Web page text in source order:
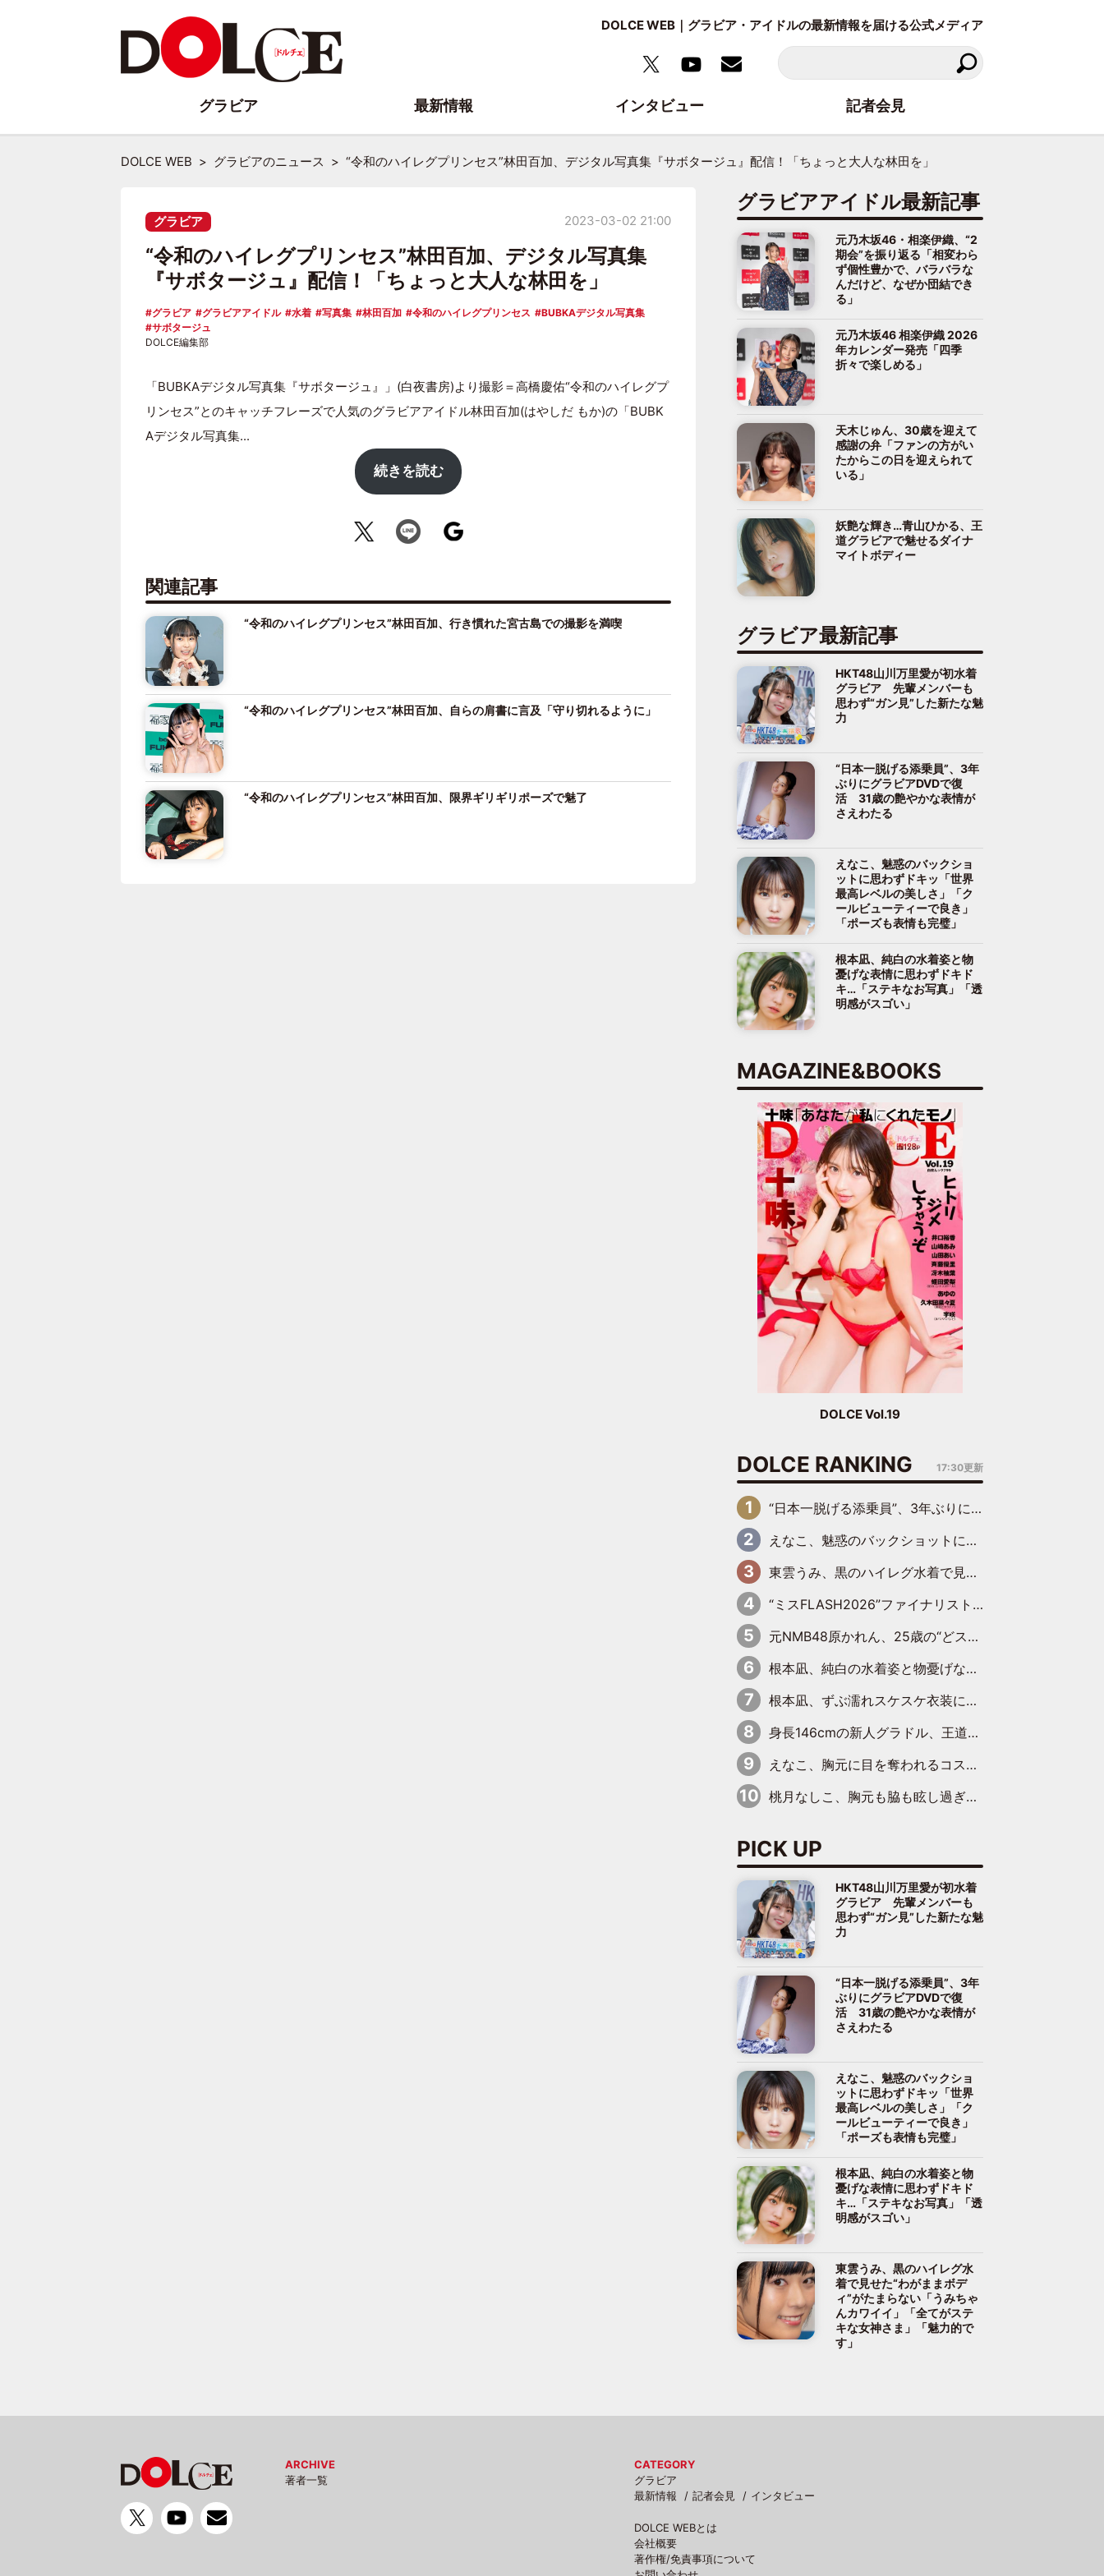
DOLCE WEB｜グラビア・アイドルの最新情報を届ける公式メディア
DOLCE WEB グラビアのニュース “令和のハイレグプリンセス”林田百加、デジタル写真集『サボタージュ』配信！「ちょっと大人な林田を」
グラビア 2023-03-02 21:00
“令和のハイレグプリンセス”林田百加、デジタル写真集
『サボタージュ』配信！「ちょっと大人な林田を」
グラビア グラビアアイドル 水着 写真集 林田百加 令和のハイレグプリンセス
BUBKAデジタル写真集
サボタージュ
DOLCE編集部
「BUBKAデジタル写真集『サボタージュ』」(白夜書房)より撮影＝高橋慶佑“令和のハイレグプ
リンセス”とのキャッチフレーズで人気のグラビアアイドル林田百加(はやしだ もか)の「BUBK
Aデジタル写真集...
続きを読む
関連記事
“令和のハイレグプリンセス”林田百加、行き慣れた宮古島での撮影を満喫
“令和のハイレグプリンセス”林田百加、自らの肩書に言及「守り切れるように」
“令和のハイレグプリンセス”林田百加、限界ギリギリポーズで魅了
グラビアアイドル最新記事
元乃木坂46・相楽伊織、“2
期会”を振り返る「相変わら
ず個性豊かで、バラバラな
んだけど、なぜか団結でき
る」
元乃木坂46 相楽伊織 2026
年カレンダー発売「四季
折々で楽しめる」
天木じゅん、30歳を迎えて
感謝の弁「ファンの方がい
たからこの日を迎えられて
いる」
妖艶な輝き…青山ひかる、王
道グラビアで魅せるダイナ
マイトボディー
グラビア最新記事
HKT48山川万里愛が初水着
グラビア 先輩メンバーも
思わず“ガン見”した新たな魅
力
“日本一脱げる添乗員”、3年
ぶりにグラビアDVDで復
活 31歳の艶やかな表情が
さえわたる
えなこ、魅惑のバックショ
ットに思わずドキッ「世界
最高レベルの美しさ」「ク
ールビューティーで良き」
「ポーズも表情も完璧」
根本凪、純白の水着姿と物
憂げな表情に思わずドキド
キ…「ステキなお写真」「透
明感がスゴい」
MAGAZINE&BOOKS
DOLCE Vol.19
DOLCE RANKING 17:30更新
“日本一脱げる添乗員”、3年ぶりにグラビアDVDで復活 31歳の艶やかな表情がさえわたる
えなこ、魅惑のバックショットに思わずドキッ「世界最高レベルの美しさ」「クールビューティーで良き」「ポーズも表情も完璧」
東雲うみ、黒のハイレグ水着で見せた“わがままボディ”がたまらない「うみちゃんカワイイ」「全てがステキな女神さま」「魅力的です」
“ミスFLASH2026”ファイナリスト、ダンスで鍛え上げた健康的な美ボディー披露
元NMB48原かれん、25歳の“どストライクボディ”をバリで解禁 169cmモデル体形で挑む初の本格グラビア
根本凪、純白の水着姿と物憂げな表情に思わずドキドキ…「ステキなお写真」「透明感がスゴい」
根本凪、ずぶ濡れスケスケ衣装にドキッ「表情が良過ぎる」「ねもちゃんの眼差しにドキドキが止まらない」
身長146cmの新人グラドル、王道ビーチからプールサイドそしてゴールドビキニまで…DVDデビュー作で躍動
えなこ、胸元に目を奪われるコスプレ水着姿で魅了「群を抜く美しさと華やかさ」「えなこりんの千咲は破壊力がスゴい」
桃月なしこ、胸元も脇も眩し過ぎるランジェリー＆ビキニ姿を披露「なしこたそ最強」「セクシーでゴージャスで大きなボリューム」
PICK UP
HKT48山川万里愛が初水着
グラビア 先輩メンバーも
思わず“ガン見”した新たな魅
力
“日本一脱げる添乗員”、3年
ぶりにグラビアDVDで復
活 31歳の艶やかな表情が
さえわたる
えなこ、魅惑のバックショ
ットに思わずドキッ「世界
最高レベルの美しさ」「ク
ールビューティーで良き」
「ポーズも表情も完璧」
根本凪、純白の水着姿と物
憂げな表情に思わずドキド
キ…「ステキなお写真」「透
明感がスゴい」
東雲うみ、黒のハイレグ水
着で見せた“わがままボデ
ィ”がたまらない「うみちゃ
んカワイイ」「全てがステ
キな女神さま」「魅力的で
す」
ARCHIVE
著者一覧
CATEGORY
グラビア
最新情報
記者会見 インタビュー
DOLCE WEBとは
会社概要
著作権/免責事項について
グラビア 最新情報 インタビュー 記者会見